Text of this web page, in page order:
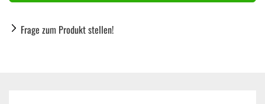
Frage zum Produkt stellen!